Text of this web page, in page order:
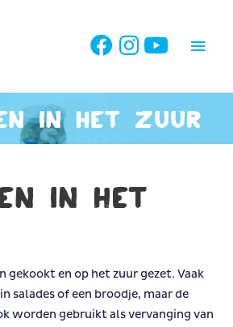
in het zuur
in het
gekookt en op het zuur gezet. Vaak
salades of een broodje, maar de
worden gebruikt als vervanging van